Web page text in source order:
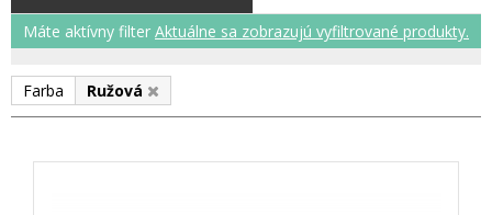
Máte aktívny filter Aktuálne sa zobrazujú vyfiltrované produkty.
Farba Ružov